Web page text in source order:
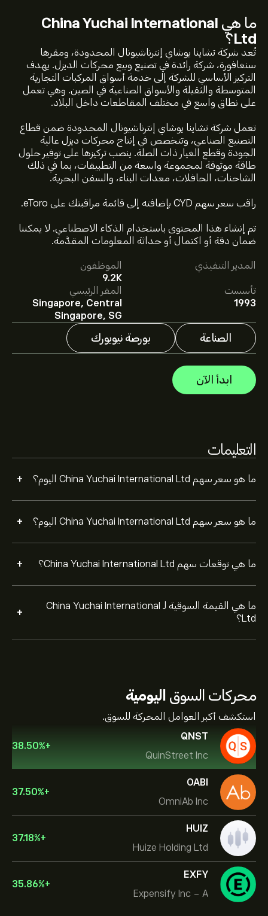
ما هي China Yuchai International
Ltd؟
تُعد شركة تشاينا يوشاي إنترناشيونال المحدودة، ومقرها
سنغافورة، شركة رائدة في تصنيع وبيع محركات الديزل. يهدف
التركيز الأساسي للشركة إلى خدمة أسواق المركبات التجارية
المتوسطة والثقيلة والأسواق الصناعية في الصين. وهي تعمل
على نطاق واسع في مختلف المقاطعات داخل البلاد.
تعمل شركة تشاينا يوشاي إنترناشيونال المحدودة ضمن قطاع
التصنيع الصناعي، وتتخصص في إنتاج محركات ديزل عالية
الجودة وقطع الغيار ذات الصلة. ينصب تركيزها على توفير حلول
طاقة موثوقة لمجموعة واسعة من التطبيقات، بما في ذلك
الشاحنات، الحافلات، معدات البناء، والسفن البحرية.
راقب سعر سهم CYD بإضافته إلى قائمة مراقبتك على eToro.
تم إنشاء هذا المحتوى باستخدام الذكاء الاصطناعي. لا يمكننا
ضمان دقة أو اكتمال أو حداثة المعلومات المقدَّمة.
المدير التنفيذي
الموظفون
9.2K
تأسست
1993
المقر الرئيسي
Singapore, Central
Singapore, SG
الصناعة بورصة نيويورك
ابدأ الآن
التعليمات
ما هو سعر سهم China Yuchai International Ltd اليوم؟ +
سعر CYD الآن هو 47.32‎$‎.
ما هو سعر سهم China Yuchai International Ltd اليوم؟ +
متوسط السعر المستهدف لسهم China Yuchai International
في eToro لمعرفة التفاصيل حول
توقعات المحللين والأسعار المستهدفة للأسهم.
ما هي توقعات سهم China Yuchai International Ltd؟ +
يقدم المحللون التوقعات لسهم China Yuchai International
Ltd بناءً على اتجاهات السوق، التقارير المالية، والنمو المتوقع.
راقِب آخر التوقعات لتحركات الأسعار المستقبلية.
ما هي القيمة السوقية لـ China Yuchai International
Ltd؟
+
1.78B‎$‎ دولار
محركات السوق اليومية
استكشف أكبر العوامل المحركة للسوق.
QNST
QuinStreet Inc
+
38.50%
OABI
OmniAb Inc
+
37.50%
HUIZ
Huize Holding Ltd
+
37.18%
EXFY
Expensify Inc - A
+
35.86%